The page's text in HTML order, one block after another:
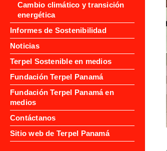
Cambio climático y transición
energética
Informes de Sostenibilidad
Noticias
Terpel Sostenible en medios
Fundación Terpel Panamá
Fundación Terpel Panamá en
medios
Contáctanos
Sitio web de Terpel Panamá